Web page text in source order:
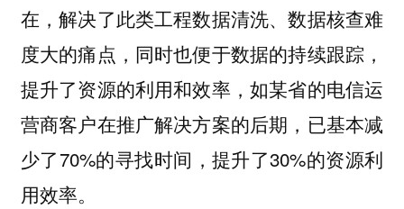
在，解决了此类工程数据清洗、数据核查难
度大的痛点，同时也便于数据的持续跟踪，
提升了资源的利用和效率，如某省的电信运
营商客户在推广解决方案的后期，已基本减
少了70%的寻找时间，提升了30%的资源利
用效率。